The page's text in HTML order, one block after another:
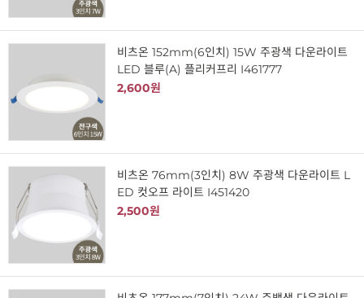
비츠온 152mm(6인치) 15W 주광색 다운라이트
LED 블루(A) 플리커프리 I461777
2,600원
비츠온 76mm(3인치) 8W 주광색 다운라이트 L
ED 컷오프 라이트 I451420
2,500원